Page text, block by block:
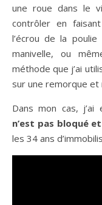
une roue dans le
contrôler en
l’écrou de la
manivelle, ou
méthode que j’ai
sur une remorque
Dans mon cas, j’ai
n’est pas bloqué
les 34 ans